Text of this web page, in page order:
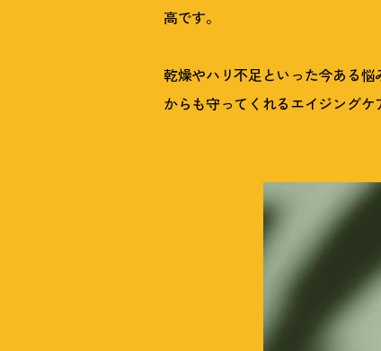
高です。
乾燥やハリ不足といった今ある
からも守ってくれるエイジング